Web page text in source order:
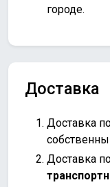
городе.
Доставка
Доставка
Доставка